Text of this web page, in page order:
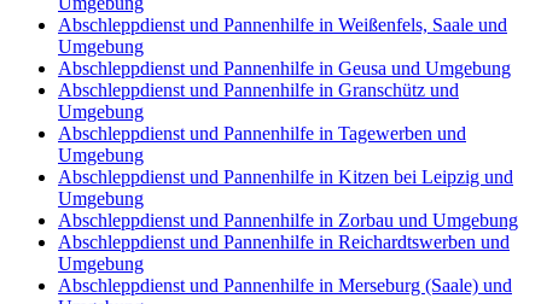
Abschleppdienst und Pannenhilfe in Weißenfels, Saale und
Umgebung
Abschleppdienst und Pannenhilfe in Geusa und Umgebung
Abschleppdienst und Pannenhilfe in Granschütz und
Umgebung
Abschleppdienst und Pannenhilfe in Tagewerben und
Umgebung
Abschleppdienst und Pannenhilfe in Kitzen bei Leipzig und
Umgebung
Abschleppdienst und Pannenhilfe in Zorbau und Umgebung
Abschleppdienst und Pannenhilfe in Reichardtswerben und
Umgebung
Abschleppdienst und Pannenhilfe in Merseburg (Saale) und